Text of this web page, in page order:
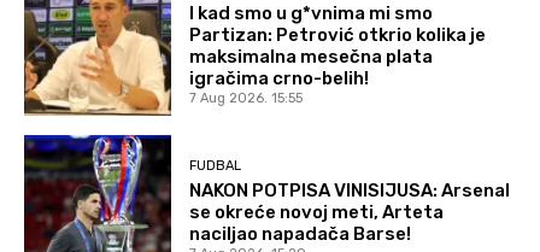
I kad smo u g*vnima mi smo
Partizan: Petrović otkrio kolika je
maksimalna mesečna plata
igračima crno-belih!
7 Aug 2026. 15:55
FUDBAL
NAKON POTPISA VINISIJUSA: Arsenal
se okreće novoj meti, Arteta
naciljao napadača Barse!